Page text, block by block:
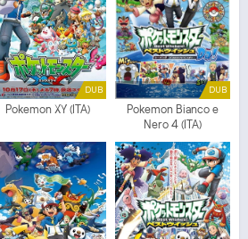
DUB
Pokemon XY (ITA)
DUB
Pokemon Bianco e
Nero 4 (ITA)